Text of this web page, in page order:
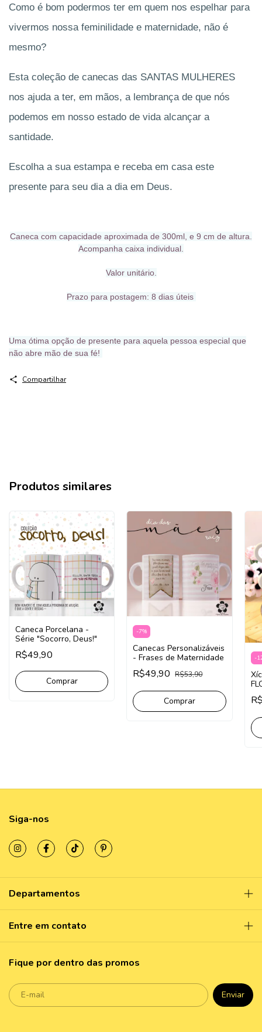
Como é bom podermos ter em quem nos espelhar para
vivermos nossa feminilidade e maternidade, não é
mesmo?
Esta coleção de canecas das SANTAS MULHERES
nos ajuda a ter, em mãos, a lembrança de que nós
podemos em nosso estado de vida alcançar a
santidade.
Escolha a sua estampa e receba em casa este
presente para seu dia a dia em Deus.
Caneca com capacidade aproximada de 300ml, e 9 cm de altura.
Acompanha caixa individual.
Valor unitário.
Prazo para postagem: 8 dias úteis
Uma ótima opção de presente para aquela pessoa especial que
não abre mão de sua fé!
Compartilhar
Produtos similares
Caneca Porcelana -
Série "Socorro, Deus!"
R$49,90
Comprar
-7%
Canecas Personalizáveis
- Frases de Maternidade
R$49,90 R$53,90
Comprar
-
Siga-nos
Departamentos
Entre em contato
Fique por dentro das promos